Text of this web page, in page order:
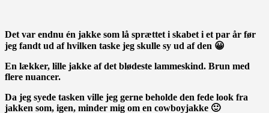
Det var endnu én jakke som lå sprættet i skabet i et par år før
jeg fandt ud af hvilken taske jeg skulle sy ud af den 😀
En lækker, lille jakke af det blødeste lammeskind. Brun med
flere nuancer.
Da jeg syede tasken ville jeg gerne beholde den fede look fra
jakken som, igen, minder mig om en cowboyjakke 🙂